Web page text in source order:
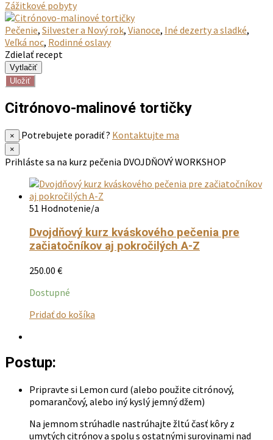
Zážitkové pobyty
Pečenie, Silvester a Nový rok, Vianoce, Iné dezerty a sladké,
Veľká noc, Rodinné oslavy
Zdielať recept
Uložiť
Citrónovo-malinové tortičky
× Potrebujete poradiť ? Kontaktujte ma
×
Prihláste sa na kurz pečenia DVOJDŇOVÝ WORKSHOP
51 Hodnotenie/a
Dvojdňový kurz kváskového pečenia pre
začiatočníkov aj pokročilých A-Z
250.00 €
Dostupné
Pridať do košíka
si
môžete
na
stránke
Postup:
Pripravte si Lemon curd (alebo použite citrónový,
pomarančový, alebo iný kyslý jemný džem)
Na jemnom strúhadle nastrúhajte žltú časť kôry z
umytých citrónov a spolu s ostatnými surovinami nad